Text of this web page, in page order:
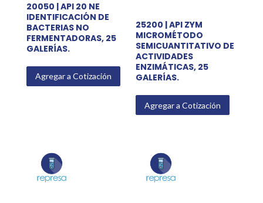
20050 | API 20 NE
IDENTIFICACIÓN DE
BACTERIAS NO
FERMENTADORAS, 25
GALERÍAS.
Agregar a Cotización
25200 | API ZYM
MICROMÉTODO
SEMICUANTITATIVO DE
ACTIVIDADES
ENZIMÁTICAS, 25
GALERÍAS.
Agregar a Cotización